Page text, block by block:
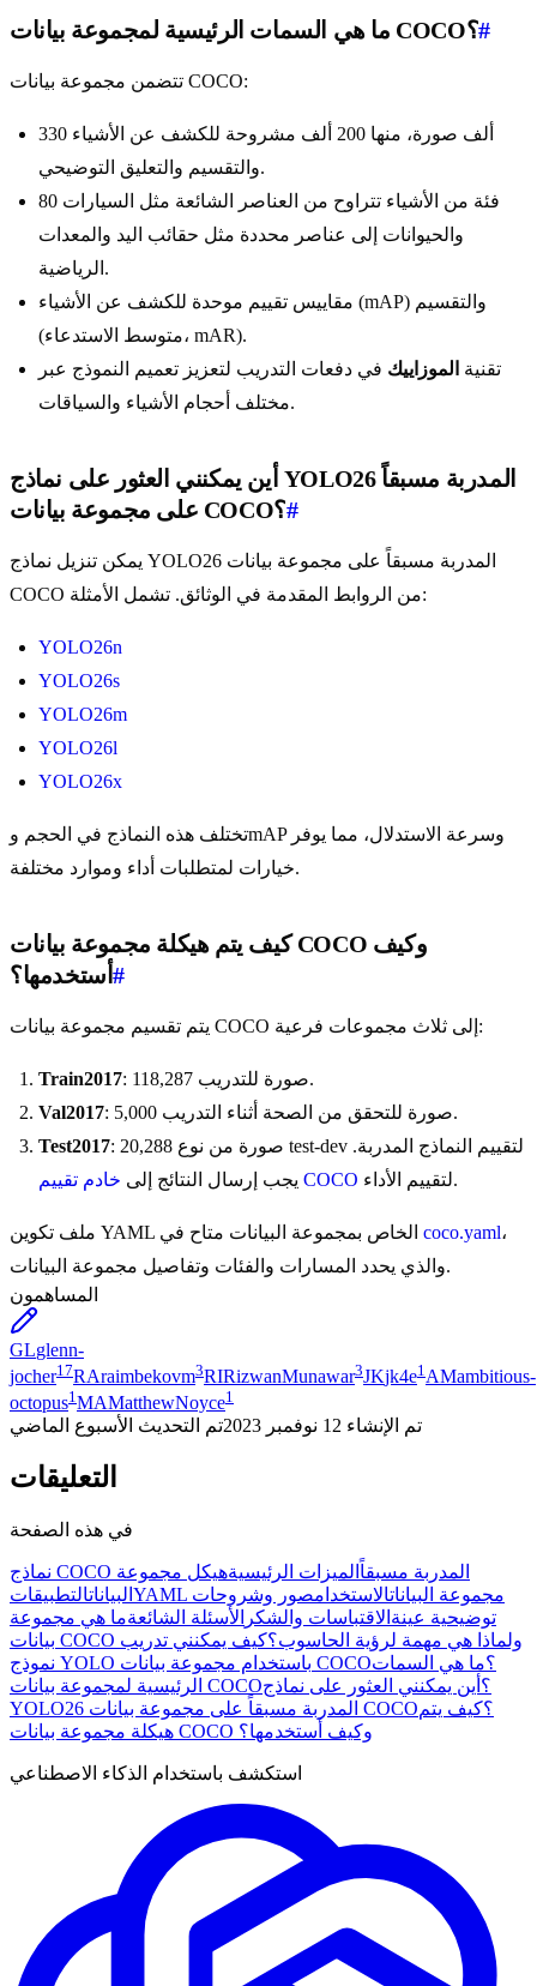
ما هي السمات الرئيسية لمجموعة بيانات COCO؟#
تتضمن مجموعة بيانات COCO:
330 ألف صورة، منها 200 ألف مشروحة للكشف عن الأشياء
والتقسيم والتعليق التوضيحي.
80 فئة من الأشياء تتراوح من العناصر الشائعة مثل السيارات
والحيوانات إلى عناصر محددة مثل حقائب اليد والمعدات
الرياضية.
مقاييس تقييم موحدة للكشف عن الأشياء (mAP) والتقسيم
(متوسط الاستدعاء، mAR).
تقنية الموزاييك في دفعات التدريب لتعزيز تعميم النموذج عبر
مختلف أحجام الأشياء والسياقات.
أين يمكنني العثور على نماذج YOLO26 المدربة مسبقاً
على مجموعة بيانات COCO؟#
يمكن تنزيل نماذج YOLO26 المدربة مسبقاً على مجموعة بيانات
COCO من الروابط المقدمة في الوثائق. تشمل الأمثلة:
YOLO26n
YOLO26s
YOLO26m
YOLO26l
YOLO26x
تختلف هذه النماذج في الحجم وmAP وسرعة الاستدلال، مما يوفر
خيارات لمتطلبات أداء وموارد مختلفة.
كيف يتم هيكلة مجموعة بيانات COCO وكيف
أستخدمها؟#
يتم تقسيم مجموعة بيانات COCO إلى ثلاث مجموعات فرعية:
Train2017
: 118,287 صورة للتدريب.
Val2017
: 5,000 صورة للتحقق من الصحة أثناء التدريب.
Test2017: 20,288 صورة من نوع test-dev لتقييم النماذج المدربة.
يجب إرسال النتائج إلى خادم تقييم COCO لتقييم الأداء.
coco.yaml،
والذي يحدد المسارات والفئات وتفاصيل مجموعة البيانات.
المساهمون
GLglenn-
jocher17RAraimbekovm3RIRizwanMunawar3JKjk4e1 AMambitious-
octopus1MAMatthewNoyce1
تم الإنشاء 12 نوفمبر 2023 تم التحديث الأسبوع الماضي
التعليقات
في هذه الصفحة
نماذج COCO المدربة مسبقاً الميزات الرئيسيةهيكل مجموعة
البياناتالتطبيقات YAML مجموعة البياناتالاستخدامصور وشروحات
توضيحية عينة الاقتباسات والشكر الأسئلة الشائعةما هي مجموعة
بيانات COCO ولماذا هي مهمة لرؤية الحاسوب؟كيف يمكنني تدريب
نموذج YOLO باستخدام مجموعة بيانات COCO؟ما هي السمات
الرئيسية لمجموعة بيانات COCO؟ أين يمكنني العثور على نماذج
YOLO26 المدربة مسبقاً على مجموعة بيانات COCO؟كيف يتم
هيكلة مجموعة بيانات COCO وكيف أستخدمها؟
استكشف باستخدام الذكاء الاصطناعي